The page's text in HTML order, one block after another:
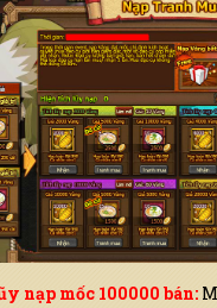
nạp mốc 100000 bán: